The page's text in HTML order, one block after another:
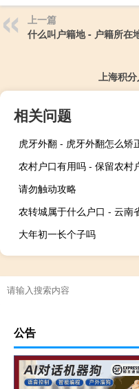
上一篇
什么叫户籍地 - 户籍所在
上海积
相关问题
虎牙外翻 - 虎牙外翻怎么矫
请勿触动攻略
大年初一长个子吗
公告